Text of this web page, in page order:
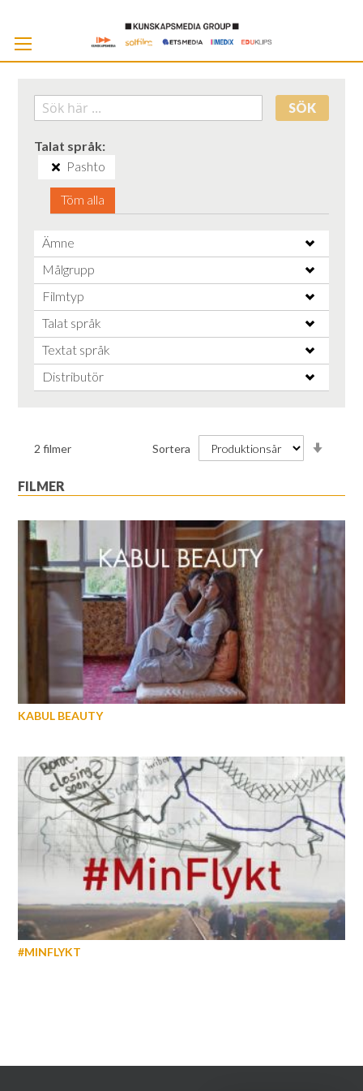
SÖK
Talat språk
Pashto
Töm alla
Ämne
Målgrupp
Filmtyp
Talat språk
Textat språk
Distributör
2 filmer Sortera
FILMER
KABUL BEAUTY
#MINFLYKT